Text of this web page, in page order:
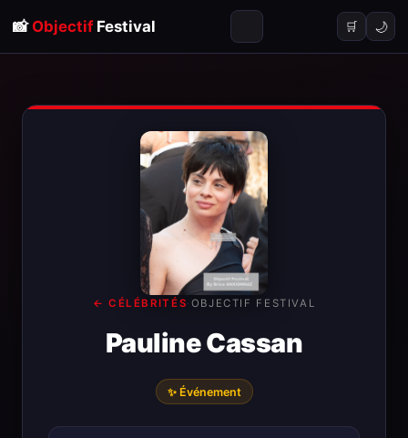
📸 ObjectifFestival 🛒 🌙
← CÉLÉBRITÉS· OBJECTIF FESTIVAL
Pauline Cassan
✨ Événement